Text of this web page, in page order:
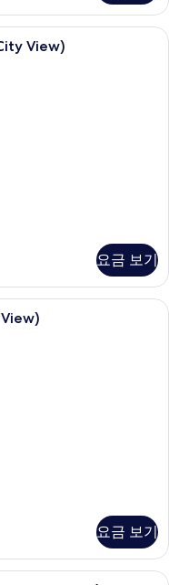
어 더블룸, 킹사이즈침대 1개
View)
요금 보기
어 트윈룸, 싱글침대 2개 (City
요금 보기
더블룸, 킹사이즈침대 1개